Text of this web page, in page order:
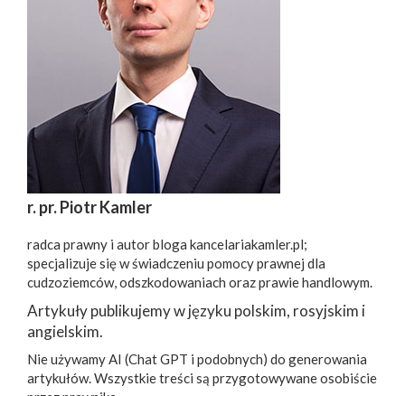
r. pr. Piotr Kamler
radca prawny i autor bloga kancelariakamler.pl;
specjalizuje się w świadczeniu pomocy prawnej dla
cudzoziemców, odszkodowaniach oraz prawie handlowym.
Artykuły publikujemy w języku polskim, rosyjskim i
angielskim.
Nie używamy AI (Chat GPT i podobnych) do generowania
artykułów. Wszystkie treści są przygotowywane osobiście